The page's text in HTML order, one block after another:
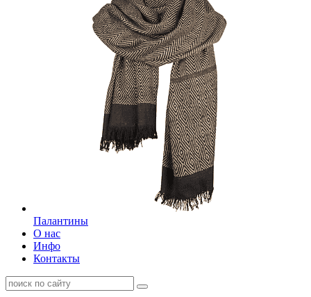
Палантины
О нас
Инфо
Контакты